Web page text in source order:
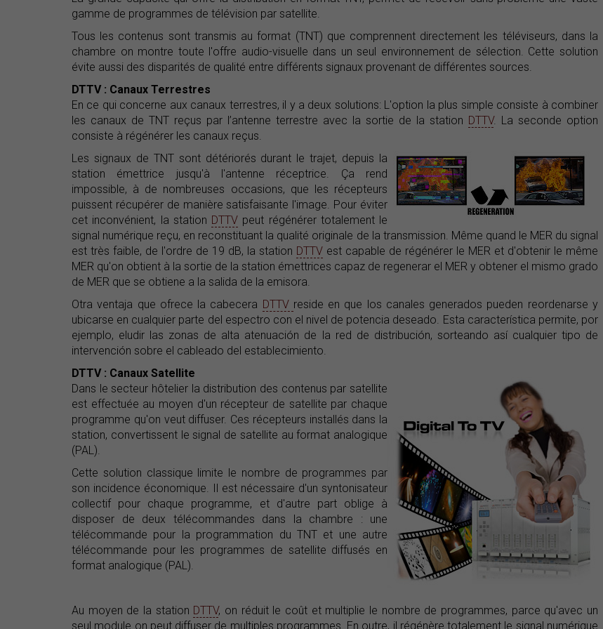
gamme de programmes de télévision par satellite.
Tous les contenus sont transmis au format (TNT) que comprennent directement les téléviseurs, dans la
chambre on montre toute l'offre audio-visuelle dans un seul environnement de sélection. Cette solution
évite aussi des disparités de qualité entre différents signaux provenant de différentes sources.
DTTV : Canaux Terrestres
En ce qui concerne aux canaux terrestres, il y a deux solutions: L'option la plus simple consiste à combiner
les canaux de TNT reçus par l’antenne terrestre avec la sortie de la station DTTV. La seconde option
consiste à régénérer les canaux reçus.
Les signaux de TNT sont détériorés durant le trajet, depuis la
station émettrice jusqu'à l'antenne réceptrice. Ça rend
impossible, à de nombreuses occasions, que les récepteurs
puissent récupérer de manière satisfaisante l'image. Pour éviter
cet inconvénient, la station DTTV peut régénérer totalement le
signal numérique reçu, en reconstituant la qualité originale de la transmission. Même quand le MER du signal
est très faible, de l'ordre de 19 dB, la station DTTV est capable de régénérer le MER et d'obtenir le même
MER qu'on obtient à la sortie de la station émettrices capaz de regenerar el MER y obtener el mismo grado
de MER que se obtiene a la salida de la emisora.
Otra ventaja que ofrece la cabecera DTTV reside en que los canales generados pueden reordenarse y
ubicarse en cualquier parte del espectro con el nivel de potencia deseado. Esta característica permite, por
ejemplo, eludir las zonas de alta atenuación de la red de distribución, sorteando así cualquier tipo de
intervención sobre el cableado del establecimiento.
DTTV : Canaux Satellite
Dans le secteur hôtelier la distribution des contenus par satellite
est effectuée au moyen d'un récepteur de satellite par chaque
programme qu'on veut diffuser. Ces récepteurs installés dans la
station, convertissent le signal de satellite au format analogique
(PAL).
Cette solution classique limite le nombre de programmes par
son incidence économique. Il est nécessaire d'un syntonisateur
collectif pour chaque programme, et d'autre part oblige à
disposer de deux télécommandes dans la chambre : une
télécommande pour la programmation du TNT et une autre
télécommande pour les programmes de satellite diffusés en
format analogique (PAL).
Au moyen de la station DTTV, on réduit le coût et multiplie le nombre de programmes, parce qu'avec un
seul module on peut diffuser de multiples programmes. En outre, il régénère totalement le signal numérique